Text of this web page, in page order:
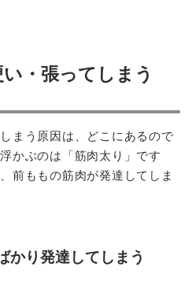
・張ってしまう
まう原因は、どこにあるので
かぶのは「筋肉太り」です
前ももの筋肉が発達してしま
かり発達してしまう